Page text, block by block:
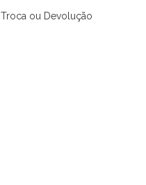
Troca ou Devolução